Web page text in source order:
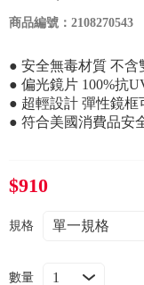
關於我們
合作提案
購物流程
商品編號：2108270543
● 安全無毒材質 不含
● 偏光鏡片 100%抗
● 超輕設計 彈性鏡框
● 符合美國消費品安
$910
規格
數量